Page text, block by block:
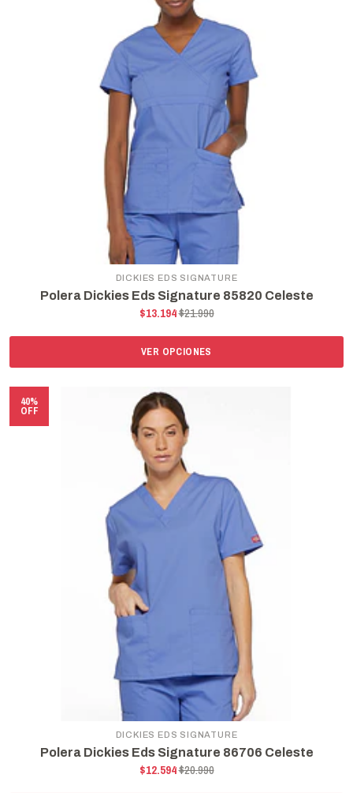
DICKIES EDS SIGNATURE
Polera Dickies Eds Signature 85820 Celeste
$13.194$21.990
VER OPCIONES
40%
OFF
DICKIES EDS SIGNATURE
Polera Dickies Eds Signature 86706 Celeste
$12.594$20.990